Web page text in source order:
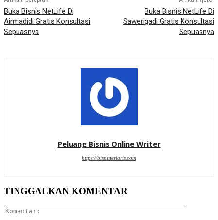
Buka Bisnis NetLife Di
Airmadidi Gratis Konsultasi
Sepuasnya
Buka Bisnis NetLife Di
Sawerigadi Gratis Konsultasi
Sepuasnya
Peluang Bisnis Online Writer
https://bisnisterlaris.com
TINGGALKAN KOMENTAR